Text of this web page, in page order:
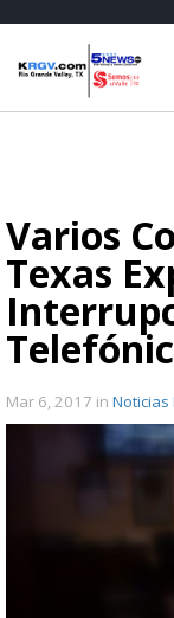
Varios
Texas
Mar 6, 2017 in Noticias